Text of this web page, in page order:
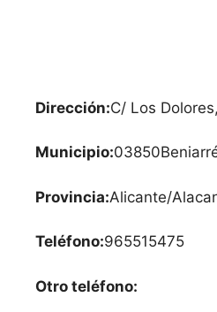
Dirección:C/ Los
Municipio:03850
Provincia:Alicante/
Teléfono:965515475
Otro teléfono: